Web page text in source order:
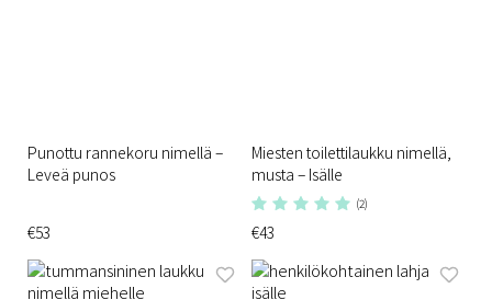
Punottu rannekoru nimellä –
Leveä punos
€53
Miesten toilettilaukku nimellä,
musta – Isälle
(2)
€43